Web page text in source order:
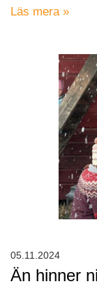
Läs mera »
Än hinner
05.11.2024